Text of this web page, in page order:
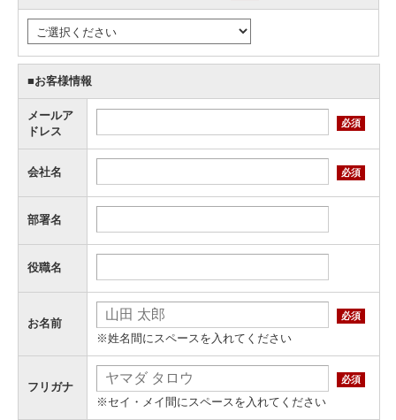
■お客様情報
メールア
ドレス
必須
会社名 必須
部署名
役職名
お名前
必須
※姓名間にスペースを入れてください
フリガナ
必須
※セイ・メイ間にスペースを入れてください